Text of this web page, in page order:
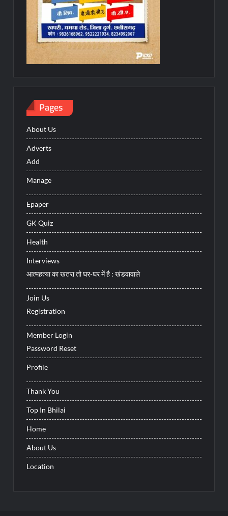
Pages
About Us
Adverts
Add
Manage
Epaper
GK Quiz
Health
Interviews
आत्महत्या का खतरा तो घर-घर में है : खंडवावाले
Join Us
Registration
Member Login
Password Reset
Profile
Thank You
Top In Bhilai
Home
About Us
Location